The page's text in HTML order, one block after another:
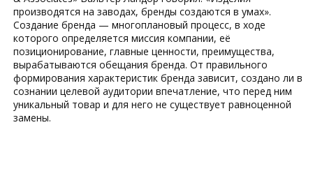
производятся на заводах, бренды создаются в умах».
Создание бренда — многоплановый процесс, в ходе
которого определяется миссия компании, её
позиционирование, главные ценности, преимущества,
вырабатываются обещания бренда. От правильного
формирования характеристик бренда зависит, создано ли в
сознании целевой аудитории впечатление, что перед ним
уникальный товар и для него не существует равноценной
замены.